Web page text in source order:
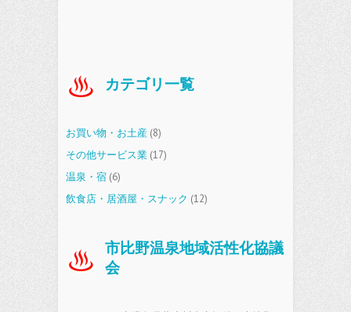
カテゴリ一覧
お買い物・お土産 (8)
その他サービス業 (17)
温泉・宿 (6)
飲食店・居酒屋・スナック (12)
市比野温泉地域活性化協議
会